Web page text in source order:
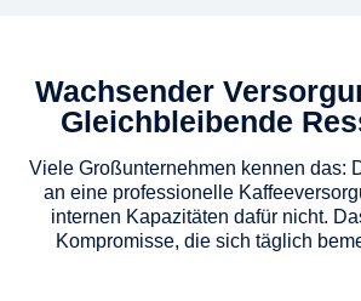
Wachsender
Gleichbleibende
Viele Großunternehmen kennen das:
an eine professionelle
internen Kapazitäten dafür nicht.
Kompromisse, die sich täglich